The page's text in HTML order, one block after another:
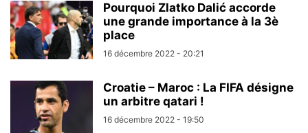
Pourquoi Zlatko Dalić accorde
une grande importance à la 3è
place
16 décembre 2022 - 20:21
Croatie – Maroc : La FIFA désigne
un arbitre qatari !
16 décembre 2022 - 19:50